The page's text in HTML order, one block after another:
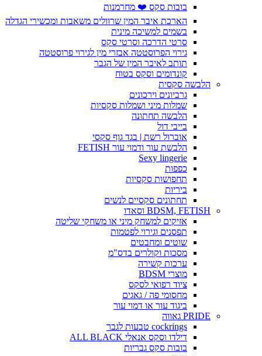
בובות סקס ❤️ מחרמנות
הארכת איבר המין שרוולים משאבות ומכשירי הגדלה
בשמים למשיכה מינית
סרטי הדרכה וסרטי סקס
גירוי הפרוסטטה אבזרי מין לגירוי פרוסטטה
תותב לאיבר המין של הגבר
קונדומים וסקס בטוח
הלבשה סקסית
גרביונים וירכונים
שמלות מיני ושמלות סקסיות
הלבשה תחתונה
בייבי דול
אוברול רשת | בגד גוף סקסי
הלבשת עור ודמוי עור FETISH
Sexy lingerie
כפפות
תחפושות סקסיות
ביריות
תחתונים סקסיים לנשים
BDSM, FETISH וסאדו
אזיקים למשחק מיני או משחקי שליטה
תפסנים וגירוי לפטמות
שוטים ומחבטים
מסכות וקולרים בדס"מ
ערכות קשירה
מוצרי BDSM
ציוד רפואי לסקס
מחסומי פה / גאגים
ביגוד עור או דמוי עור
PRIDE גאווה
cockrings טבעות לגבר
דילדו וסקס אנאלי ALL BLACK
בובות סקס גבריות